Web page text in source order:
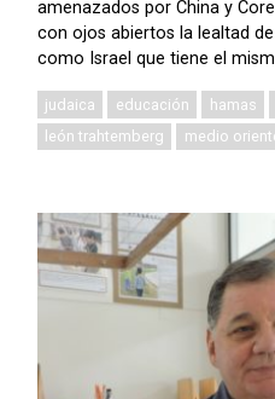
amenazados por China y
con ojos abiertos la lealtad
como Israel que tiene el
judaica educación hamas
león trahtemberg
medio